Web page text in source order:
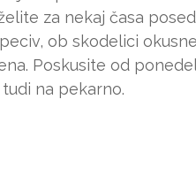
za nekaj časa
ob skodelici
Poskusite od
na pekarno.